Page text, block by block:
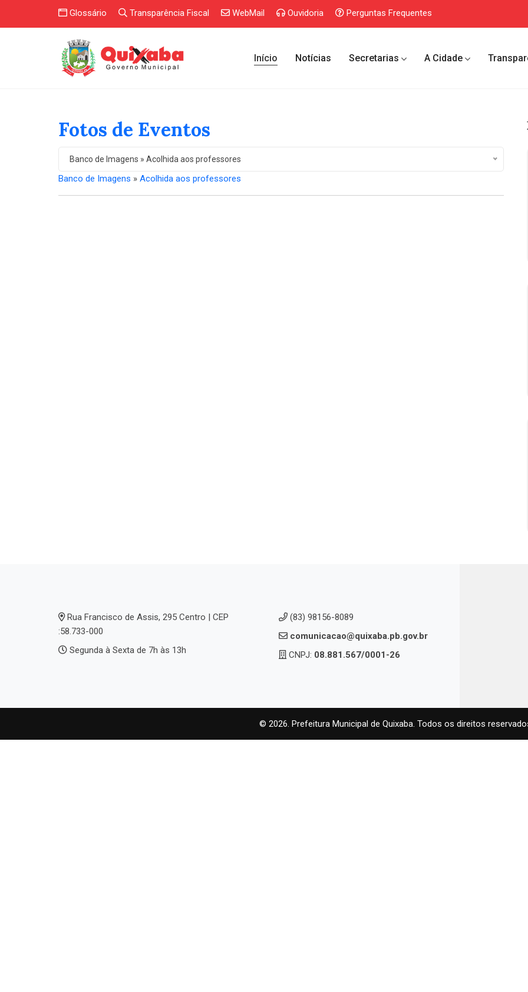
Glossário Transparência Fiscal WebMail Ouvidoria Perguntas Frequentes
Início Notícias Secretarias A Cidade
Fotos de Eventos
Banco de Imagens » Acolhida aos professores
Banco de Imagens » Acolhida aos professores
Rua Francisco de Assis, 295 Centro | CEP
:58.733-000
Segunda à Sexta de 7h às 13h
(83) 98156-8089
comunicacao@quixaba.pb.gov.br
CNPJ: 08.881.567/0001-26
© 2026. Prefeitura Municipal de Quixaba. Todos os direitos